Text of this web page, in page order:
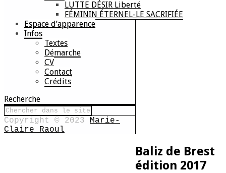
LUTTE DÉSIR Liberté
FÉMININ ÉTERNEL-LE SACRIFIÉE
Espace d’apparence
Infos
Textes
Démarche
CV
Contact
Crédits
Recherche
Copyright © 2023 Marie-
Claire Raoul
Baliz de Brest
édition 2017